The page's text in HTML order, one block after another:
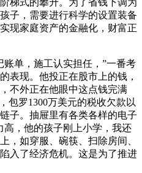
梯式的攀升。为了省钱下调为
子，需要进行科学的设置装备
现家庭资产的金融化，财富正
单，施工认实担任，”一番考
表现。他投正在股市上的钱，
不外正在他眼中这点钱完满
包罗1300万美元的税收欠款以
子。抽屉里有各类各样的电子
高，他的孩子刚上小学，我还
，如穿服、碗筷、扫除房间、
入了经济危机。这是为了推进